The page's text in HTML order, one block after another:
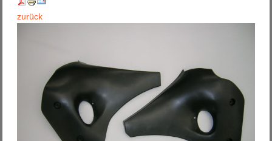
zurück